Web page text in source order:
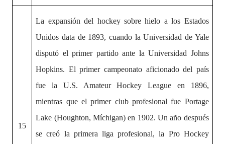
15
La expansión del hockey sobre hielo a los Estados
Unidos data de 1893, cuando la Universidad de Yale
disputó el primer partido ante la Universidad Johns
Hopkins. El primer campeonato aficionado del país
fue la U.S. Amateur Hockey League en 1896,
mientras que el primer club profesional fue Portage
Lake (Houghton, Míchigan) en 1902. Un año después
se creó la primera liga profesional, la Pro Hockey